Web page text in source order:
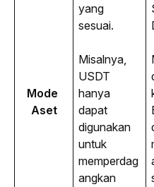
Mode
Aset
yang
sesuai.
Misalnya,
USDT
hanya
dapat
digunakan
untuk
memperdag
angkan